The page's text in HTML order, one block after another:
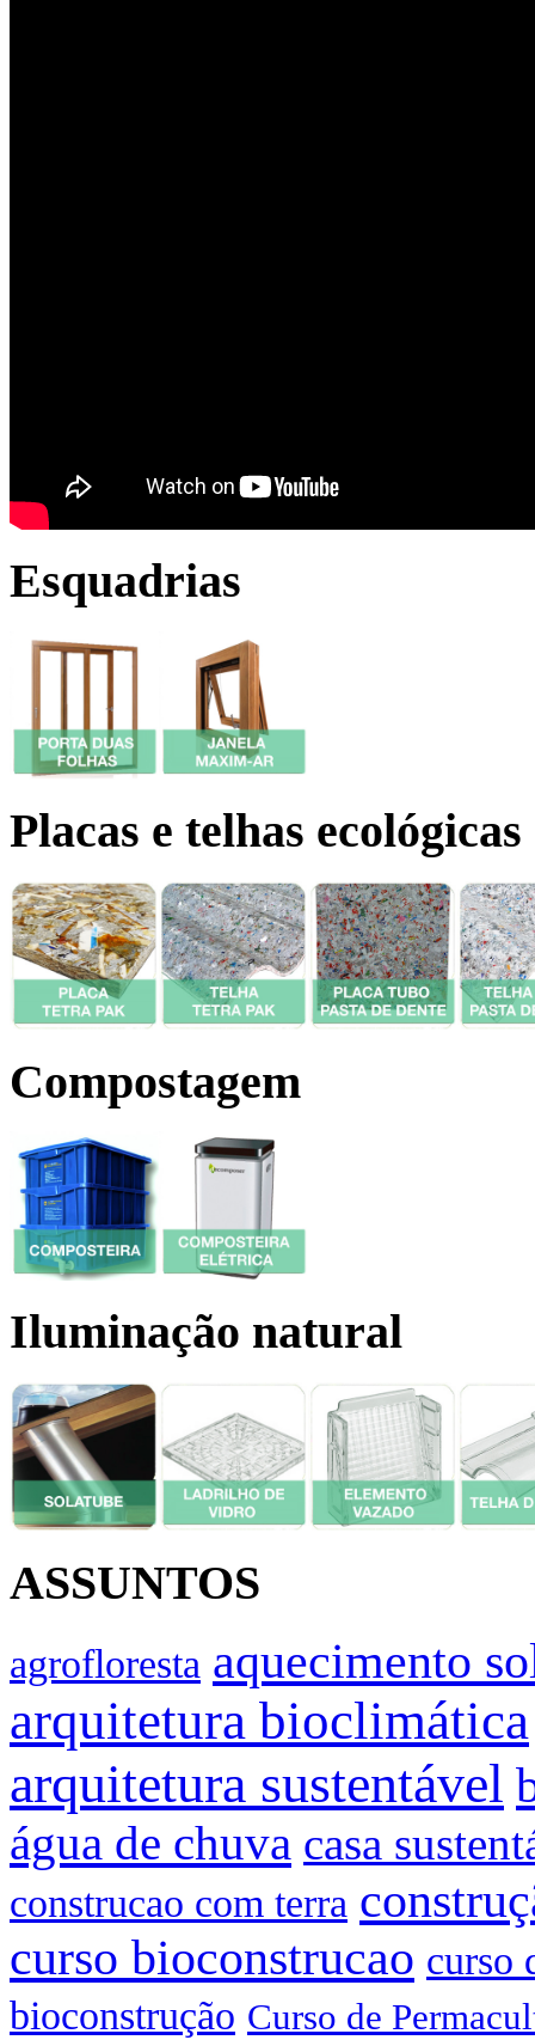
Esquadrias
Placas e telhas ecológicas
Compostagem
Iluminação natural
ASSUNTOS
agrofloresta aquecimento
arquitetura bioclimática
arquitetura sustentável
água de chuva casa
construcao com terra
curso bioconstrucao curso
bioconstrução Curso de